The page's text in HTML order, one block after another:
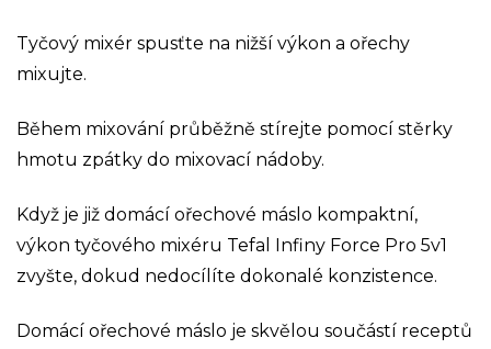
Tyčový mixér spusťte na nižší výkon a ořechy
mixujte.
Během mixování průběžně stírejte pomocí stěrky
hmotu zpátky do mixovací nádoby.
Když je již domácí ořechové máslo kompaktní,
výkon tyčového mixéru Tefal Infiny Force Pro 5v1
zvyšte, dokud nedocílíte dokonalé konzistence.
Domácí ořechové máslo je skvělou součástí receptů